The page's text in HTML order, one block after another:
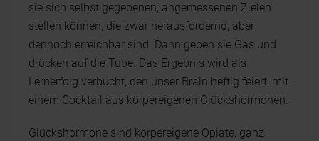
sie sich selbst gegebenen, angemessenen Zielen
stellen können, die zwar herausfordernd, aber
dennoch erreichbar sind. Dann geben sie Gas und
drücken auf die Tube. Das Ergebnis wird als
Lernerfolg verbucht, den unser Brain heftig feiert: mit
einem Cocktail aus körpereigenen Glückshormonen.
Glückshormone sind körpereigene Opiate, ganz